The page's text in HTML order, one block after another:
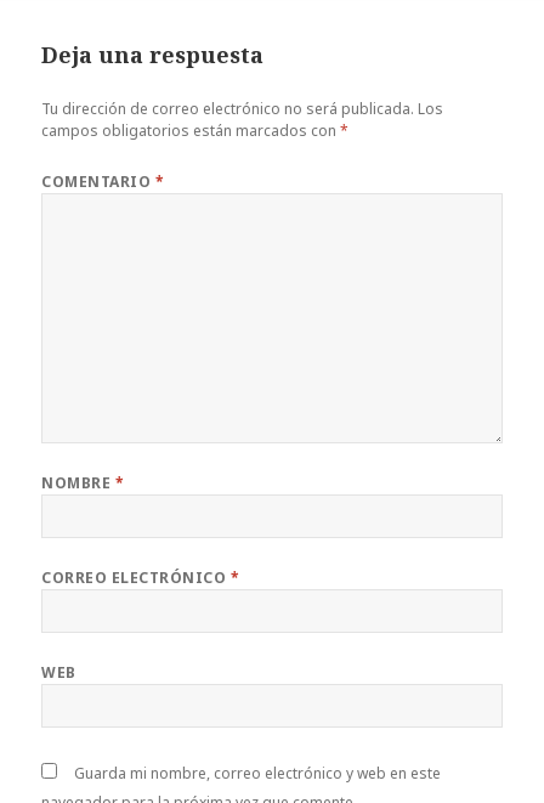
Deja una respuesta
Tu dirección de correo electrónico no será publicada. Los
campos obligatorios están marcados con*
COMENTARIO *
NOMBRE *
CORREO ELECTRÓNICO *
WEB
Guarda mi nombre, correo electrónico y web en este